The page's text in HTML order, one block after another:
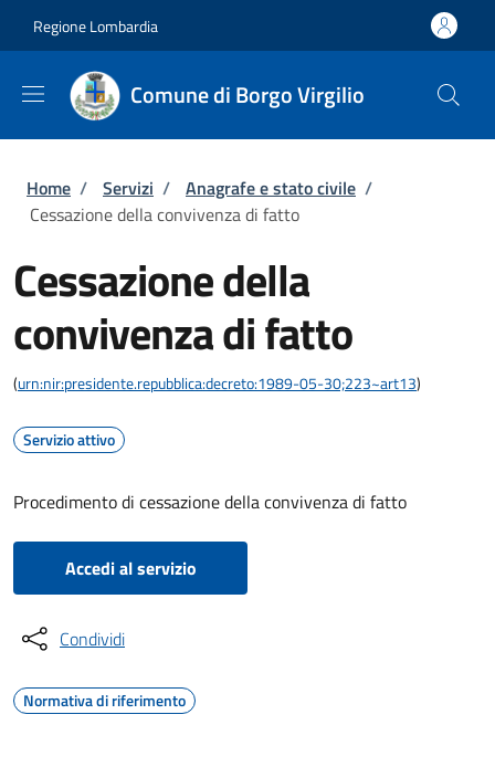
Regione Lombardia
Comune di Borgo Virgilio
Briciole di pane
Home / Servizi / Anagrafe e stato civile /
Cessazione della convivenza di fatto
Cessazione della
convivenza di fatto
(urn:nir:presidente.repubblica:decreto:1989-05-30;223~art13)
Servizio attivo
Procedimento di cessazione della convivenza di fatto
Accedi al servizio
Condividi
Normativa di riferimento